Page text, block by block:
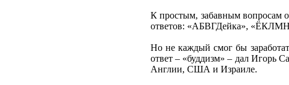
К простым, забавным вопросам
ответов: «АБВГДейка»,
Но не каждый смог бы
ответ – «буддизм» – дал Игорь
Англии, США и Израиле.